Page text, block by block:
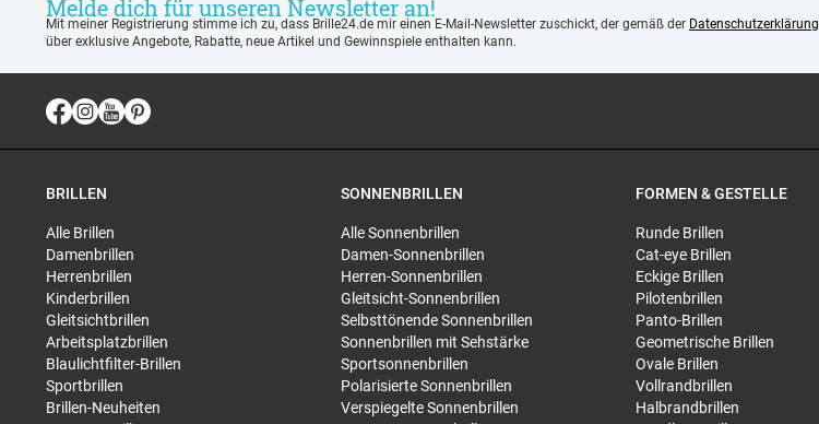
Melde dich für unseren Newsletter an!
Mit meiner Registrierung stimme ich zu, dass Brille24.de mir einen E-Mail-Newsletter zuschickt, der gemäß der Datenschutzerklärung
über exklusive Angebote, Rabatte, neue Artikel und Gewinnspiele enthalten kann.
BRILLEN
Alle Brillen
Damenbrillen
Herrenbrillen
Kinderbrillen
Gleitsichtbrillen
Arbeitsplatzbrillen
Blaulichtfilter-Brillen
Sportbrillen
Brillen-Neuheiten
SONNENBRILLEN
Alle Sonnenbrillen
Damen-Sonnenbrillen
Herren-Sonnenbrillen
Gleitsicht-Sonnenbrillen
Selbsttönende Sonnenbrillen
Sonnenbrillen mit Sehstärke
Sportsonnenbrillen
Polarisierte Sonnenbrillen
Verspiegelte Sonnenbrillen
FORMEN & GESTELLE
Runde Brillen
Cat-eye Brillen
Eckige Brillen
Pilotenbrillen
Panto-Brillen
Geometrische Brillen
Ovale Brillen
Vollrandbrillen
Halbrandbrillen